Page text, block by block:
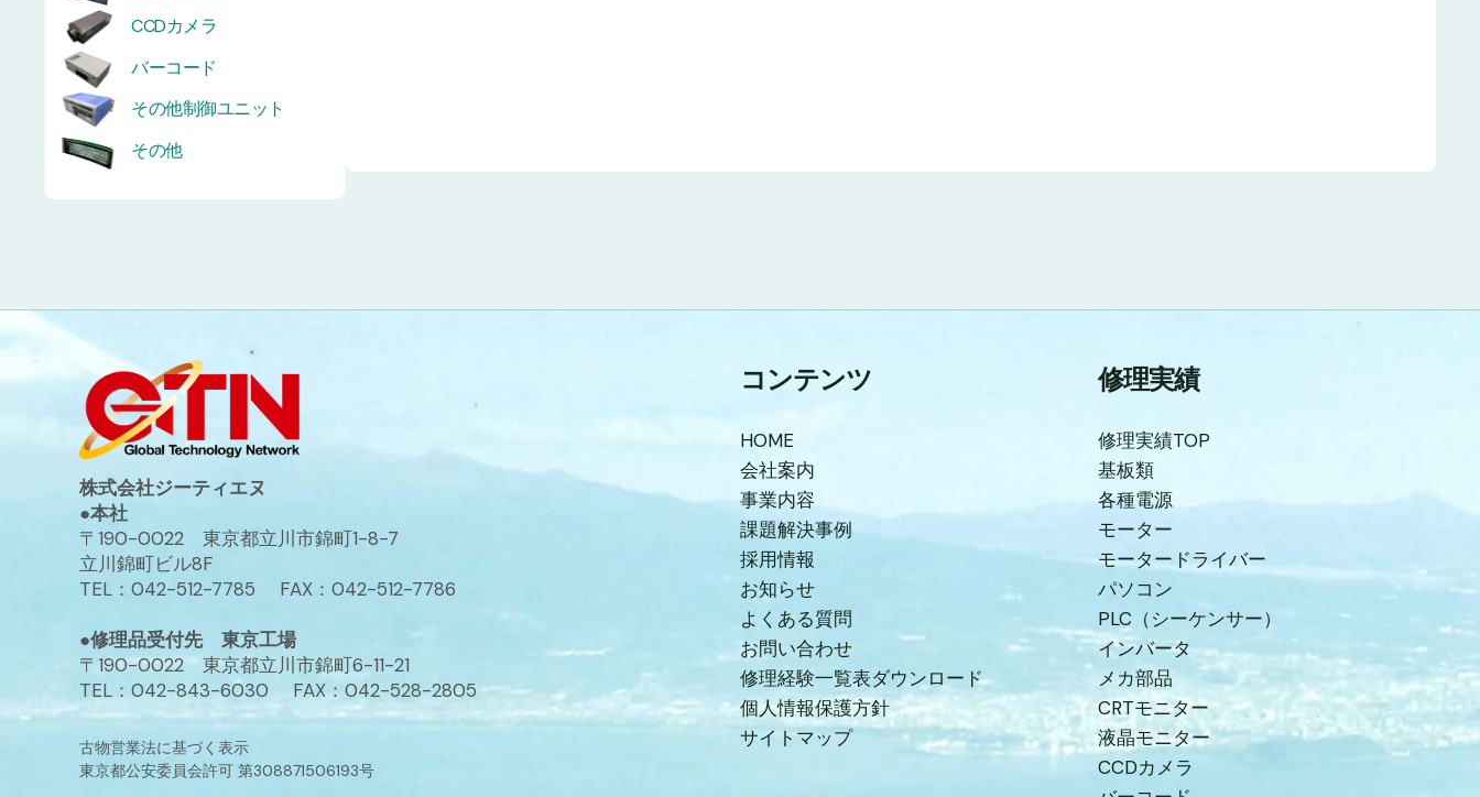
CCDカメラ
バーコード
その他制御ユニット
その他
株式会社ジーティエヌ
●本社
〒190-0022 東京都立川市錦町1-8-7
立川錦町ビル8F
TEL：042-512-7785 FAX：042-512-7786
●修理品受付先 東京工場
〒190-0022 東京都立川市錦町6-11-21
TEL：042-843-6030 FAX：042-528-2805
古物営業法に基づく表示
東京都公安委員会許可 第308871506193号
コンテンツ
HOME
会社案内
事業内容
課題解決事例
採用情報
お知らせ
よくある質問
お問い合わせ
修理経験一覧表ダウンロード
個人情報保護方針
サイトマップ
修理実績
修理実績TOP
基板類
各種電源
モーター
モータードライバー
パソコン
PLC（シーケンサー）
インバータ
メカ部品
CRTモニター
液晶モニター
CCDカメラ